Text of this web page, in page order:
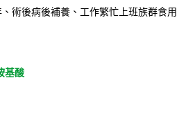
術後病後補養、工作繁忙上班族群食用
基酸